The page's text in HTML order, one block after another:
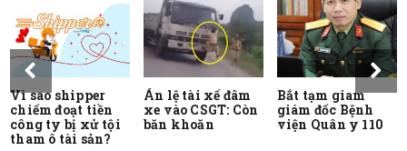
Vì sao shipper
chiếm đoạt tiền
công ty bị xử tội
tham ô tài sản?
Án lệ tài xế đâm
xe vào CSGT: Còn
băn khoăn
Bắt tạm giam
giám đốc Bệnh
viện Quân y 110